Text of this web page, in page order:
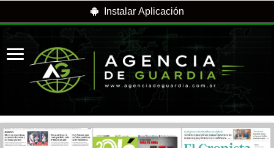
Instalar Aplicación